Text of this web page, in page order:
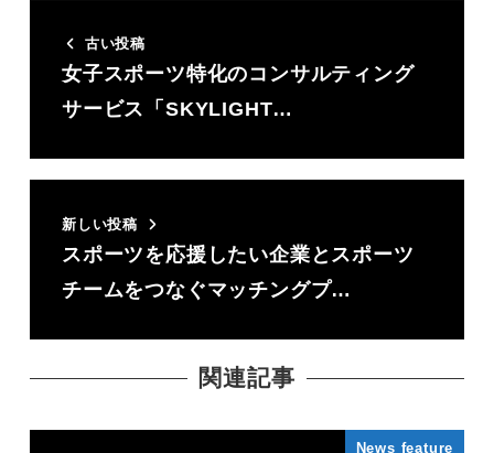
古い投稿
女子スポーツ特化のコンサルティング
サービス「SKYLIGHT…
新しい投稿
スポーツを応援したい企業とスポーツ
チームをつなぐマッチングプ…
関連記事
News feature